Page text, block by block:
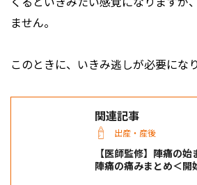
ません。
このときに、いきみ逃しが必要になり
関連記事
出産・産後
【医師監修】陣痛の
陣痛の痛みまとめ＜開